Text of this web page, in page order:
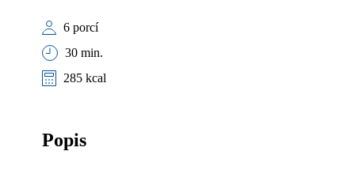
6 porcí
30 min.
285 kcal
Popis